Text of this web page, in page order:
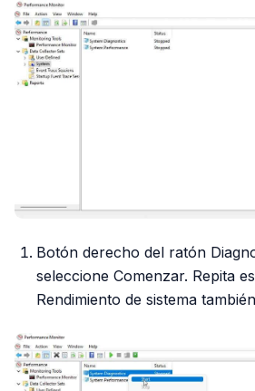
Botón derecho del ratón
seleccione Comenzar. Repita
Rendimiento de sistema